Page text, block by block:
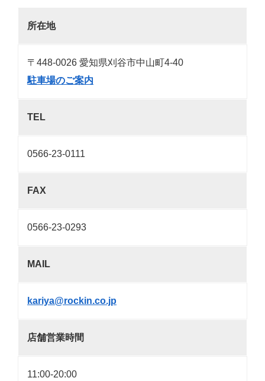
所在地
〒448-0026 愛知県刈谷市中山町4-40
駐車場のご案内
TEL
0566-23-0111
FAX
0566-23-0293
MAIL
kariya@rockin.co.jp
店舗営業時間
11:00-20:00